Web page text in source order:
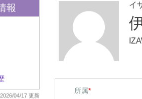
報
2026/04/17 更新
イ
所属*